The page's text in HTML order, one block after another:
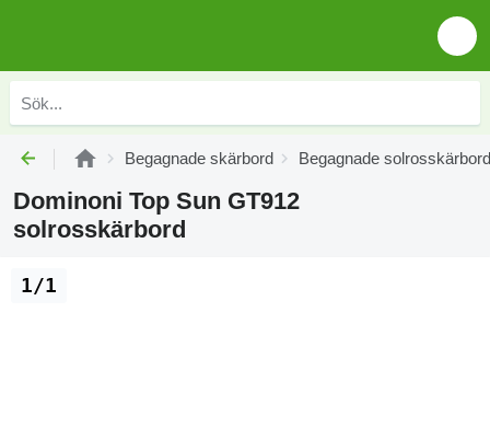
Begagnade skärbord Begagnade solrosskärbord
Dominoni Top Sun GT912
solrosskärbord
1/1